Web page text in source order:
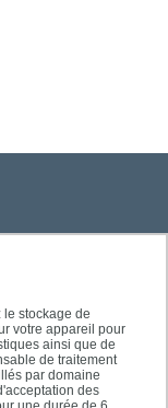
le stockage de
votre appareil pour
ainsi que de
de traitement
par domaine
des